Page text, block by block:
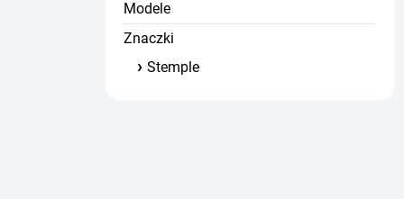
Modele
Znaczki
Stemple